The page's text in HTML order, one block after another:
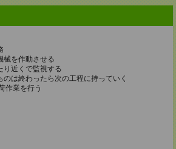
械を作動させる
近くで監視する
のは終わったら次の工程に持っていく
作業を行う